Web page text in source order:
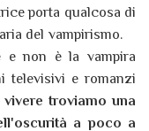
porta qualcosa di
del vampirismo.
e non è la vampira
televisivi e romanzi
troviamo una
a poco a